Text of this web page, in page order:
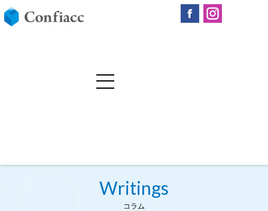
Writings
コラム